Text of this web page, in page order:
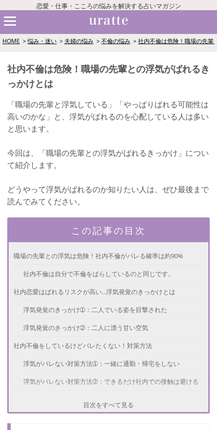
恋愛・仕事・こころの悩みを解決する占いマガジン
HOME 悩み・迷い 夫婦の悩み 不倫の悩み 社内不倫は危険！職場の先輩
社内不倫は危険！職場の先輩との浮気がばれるき
っかけとは
「職場の先輩と浮気している」「やっぱりばれる可能性は
高いのかな」と、浮気がばれるのを心配している人は多い
と思います。
今回は、「職場の先輩との浮気がばれるきっかけ」につい
て紹介します。
どうやって浮気がばれるのか知りたい人は、ぜひ最後まで
読んでみてください。
この記事の目次
職場の先輩との浮気は危険！社内不倫がバレる確率は約90%
社内不倫は自分で不倫をばらしているのと同じです。
社内恋愛はばれるリスクが高い...浮気発覚のきっかけとは
浮気発覚のきっかけ➀：二人でいる姿を目撃された
浮気発覚のきっかけ➁：二人に漂う甘い空気
社内不倫をしているけどバレたくない！対策方法
浮気がバレない対策方法➀：一緒に通勤・帰宅をしない
浮気がバレない対策方法➁：できるだけ社内での接触は避ける
目次をすべて見る